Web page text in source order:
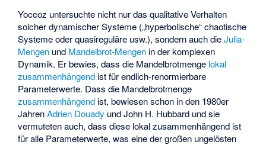
Yoccoz untersuchte nicht nur das qualitative Verhalten
solcher dynamischer Systeme („hyperbolische“ chaotische
Systeme oder quasireguläre usw.), sondern auch dieJulia-
Mengen und Mandelbrot-Mengen in der komplexen
Dynamik. Er bewies, dass die Mandelbrotmenge lokal
zusammenhängend ist für endlich-renormierbare
Parameterwerte. Dass die Mandelbrotmenge
zusammenhängend ist, bewiesen schon in den 1980er
JahrenAdrien Douady undJohn H. Hubbard und sie
vermuteten auch, dass diese lokal zusammenhängend ist
für alle Parameterwerte, was eine der großen ungelösten